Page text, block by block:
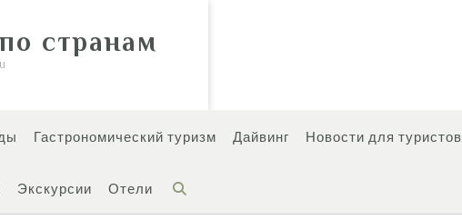
странам
Гастрономический туризм Дайвинг Новости для туристов
Экскурсии Отели